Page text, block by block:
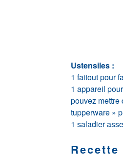
Ustensiles :
1 faitout pour
1 appareil
pouvez mettre
tupperware »
1 saladier
Recette